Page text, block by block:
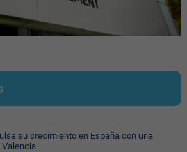
su crecimiento en España con una
Valencia